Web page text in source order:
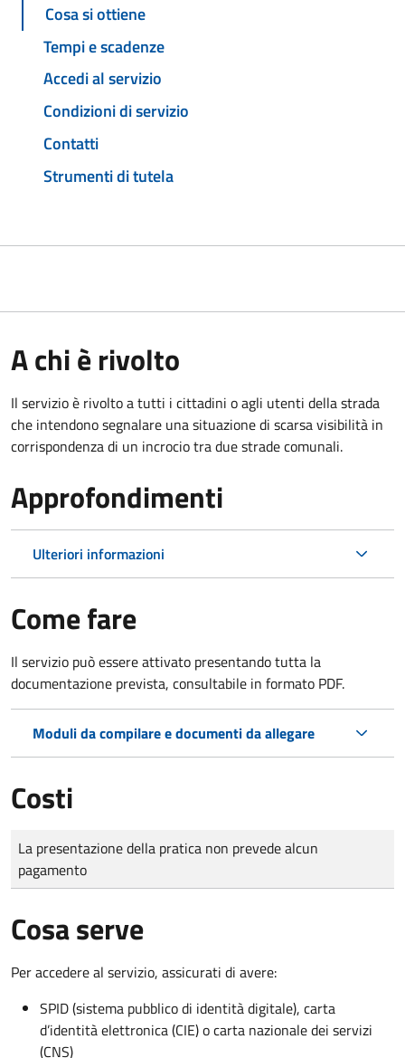
Cosa si ottiene
Tempi e scadenze
Accedi al servizio
Condizioni di servizio
Contatti
Strumenti di tutela
A chi è rivolto
Il servizio è rivolto a tutti i cittadini o agli utenti della strada
che intendono segnalare una situazione di scarsa visibilità in
corrispondenza di un incrocio tra due strade comunali.
Approfondimenti
Ulteriori informazioni
Come fare
Il servizio può essere attivato presentando tutta la
documentazione prevista, consultabile in formato PDF.
Moduli da compilare e documenti da allegare
Costi
Tipo di pagamento
Importo
La presentazione della pratica non prevede alcun
pagamento
Cosa serve
Per accedere al servizio, assicurati di avere:
SPID (sistema pubblico di identità digitale), carta
d’identità elettronica (CIE) o carta nazionale dei servizi
(CNS)